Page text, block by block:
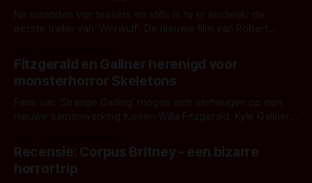
Na maanden van teasers en stills is hij er eindelijk: de
eerste trailer van 'Werwulf'. De nieuwe film van Robert
kille stijl vol folklore en mythe. Het topic deze keer is (kon
het het al raden?)... de weerwolf. Kijk je mee?
Fitzgerald en Gallner herenigd voor
monsterhorror Skeletons
Fans van 'Strange Darling' mogen zich verheugen op een
nieuwe samenwerking tussen Willa Fitzgerald, Kyle Gallner
'Skeletons', een nieuwe creature feature waarvoor de
opnames zijn gestart in Australië.
Recensie: Corpus Britney - een bizarre
horrortrip